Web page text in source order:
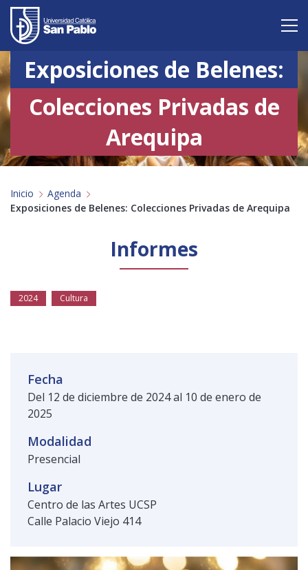
Vive San Pablo
Admisión
Postgrado
Internacional
Servicio y proyección a la sociedad
Alumnos Profesores
Exposiciones de Belenes:
Colecciones Privadas de
Arequipa
Inicio
Agenda
Exposiciones de Belenes: Colecciones Privadas de Arequipa
Informes
2024 Cultura
Fecha
Del 12 de diciembre de 2024 al 10 de enero de
2025
Modalidad
Presencial
Lugar
Centro de las Artes UCSP
Calle Palacio Viejo 414